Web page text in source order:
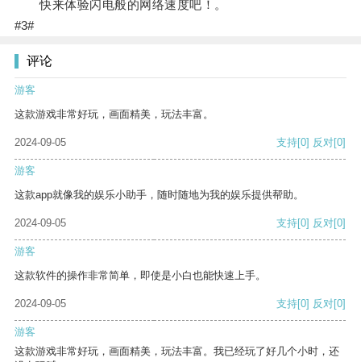
快来体验闪电般的网络速度吧！。
#3#
评论
游客
这款游戏非常好玩，画面精美，玩法丰富。
2024-09-05 支持[0] 反对[0]
游客
这款app就像我的娱乐小助手，随时随地为我的娱乐提供帮助。
2024-09-05 支持[0] 反对[0]
游客
这款软件的操作非常简单，即使是小白也能快速上手。
2024-09-05 支持[0] 反对[0]
游客
这款游戏非常好玩，画面精美，玩法丰富。我已经玩了好几个小时，还